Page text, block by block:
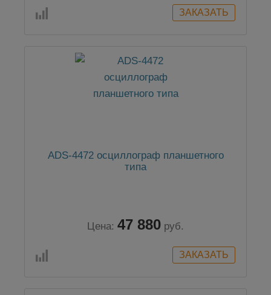
ADS-4472 осциллограф планшетного
типа
Цена: 47 880 руб.